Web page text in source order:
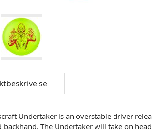
Undertaker is an overstable driver
backhand. The Undertaker will take on